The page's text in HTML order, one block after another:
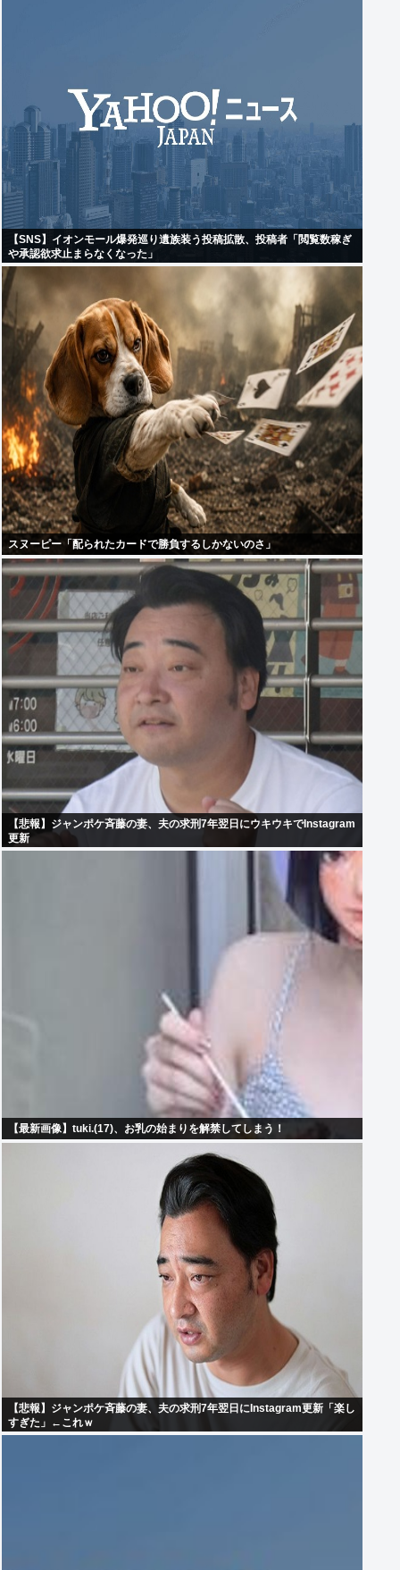
【SNS】イオンモール爆発巡り遺族装う投稿拡散、投稿者「閲覧数稼ぎ
や承認欲求止まらなくなった」
スヌーピー「配られたカードで勝負するしかないのさ」
【悲報】ジャンポケ斉藤の妻、夫の求刑7年翌日にウキウキでInstagram
更新
【最新画像】tuki.(17)、お乳の始まりを解禁してしまう！
【悲報】ジャンポケ斉藤の妻、夫の求刑7年翌日にInstagram更新「楽し
すぎた」←これｗ